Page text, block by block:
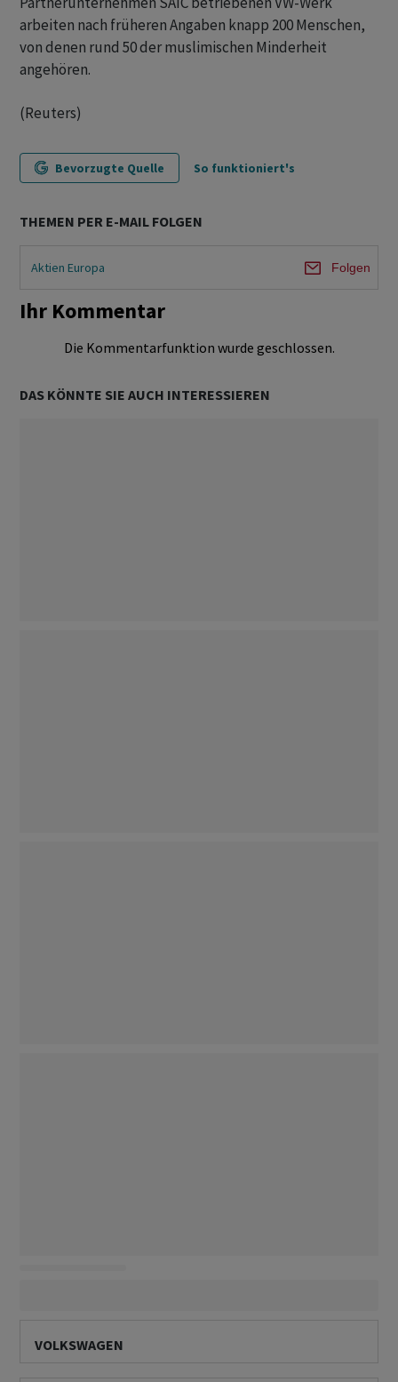
arbeiten nach früheren Angaben knapp 200 Menschen,
von denen rund 50 der muslimischen Minderheit
angehören.
(Reuters)
Bevorzugte Quelle So funktioniert's
THEMEN PER E-MAIL FOLGEN
Aktien Europa Folgen
Ihr Kommentar
Die Kommentarfunktion wurde geschlossen.
DAS KÖNNTE SIE AUCH INTERESSIEREN
VOLKSWAGEN